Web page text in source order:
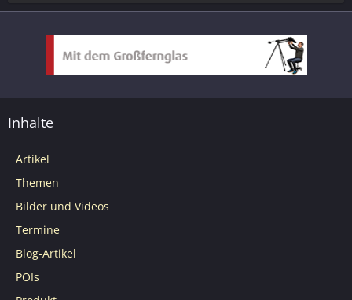
Inhalte
Artikel
Themen
Bilder und Videos
Termine
Blog-Artikel
POIs